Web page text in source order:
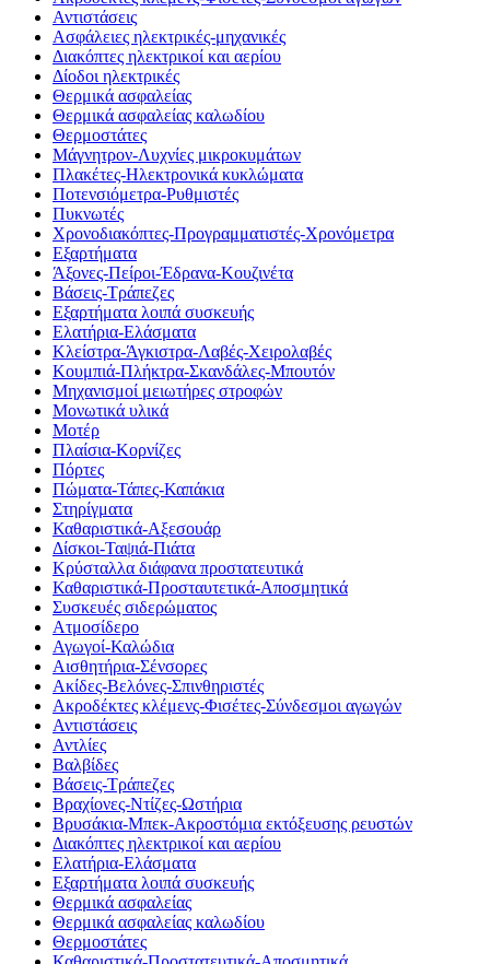
Αντιστάσεις
Ασφάλειες ηλεκτρικές-μηχανικές
Διακόπτες ηλεκτρικοί και αερίου
Δίοδοι ηλεκτρικές
Θερμικά ασφαλείας
Θερμικά ασφαλείας καλωδίου
Θερμοστάτες
Μάγνητρον-Λυχνίες μικροκυμάτων
Πλακέτες-Ηλεκτρονικά κυκλώματα
Ποτενσιόμετρα-Ρυθμιστές
Πυκνωτές
Χρονοδιακόπτες-Προγραμματιστές-Χρονόμετρα
Εξαρτήματα
Άξονες-Πείροι-Έδρανα-Κουζινέτα
Βάσεις-Τράπεζες
Εξαρτήματα λοιπά συσκευής
Ελατήρια-Ελάσματα
Κλείστρα-Άγκιστρα-Λαβές-Χειρολαβές
Κουμπιά-Πλήκτρα-Σκανδάλες-Μπουτόν
Μηχανισμοί μειωτήρες στροφών
Μονωτικά υλικά
Μοτέρ
Πλαίσια-Κορνίζες
Πόρτες
Πώματα-Τάπες-Καπάκια
Στηρίγματα
Καθαριστικά-Αξεσουάρ
Δίσκοι-Ταψιά-Πιάτα
Κρύσταλλα διάφανα προστατευτικά
Καθαριστικά-Προσταυτετικά-Αποσμητικά
Συσκευές σιδερώματος
Ατμοσίδερο
Αγωγοί-Καλώδια
Αισθητήρια-Σένσορες
Ακίδες-Βελόνες-Σπινθηριστές
Ακροδέκτες κλέμενς-Φισέτες-Σύνδεσμοι αγωγών
Αντιστάσεις
Αντλίες
Βαλβίδες
Βάσεις-Τράπεζες
Βραχίονες-Ντίζες-Ωστήρια
Βρυσάκια-Μπεκ-Ακροστόμια εκτόξευσης ρευστών
Διακόπτες ηλεκτρικοί και αερίου
Ελατήρια-Ελάσματα
Εξαρτήματα λοιπά συσκευής
Θερμικά ασφαλείας
Θερμικά ασφαλείας καλωδίου
Θερμοστάτες